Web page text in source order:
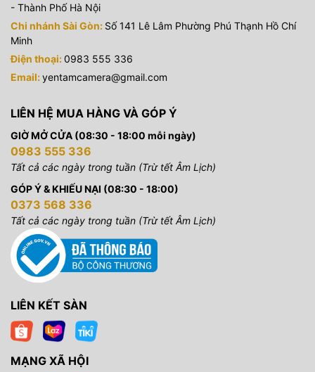
- Thành Phố Hà Nội
Chi nhánh Sài Gòn: Số 141 Lê Lâm Phường Phú Thạnh Hồ Chí
Minh
Điện thoại:0983 555 336
Email:yentamcamera@gmail.com
LIÊN HỆ MUA HÀNG VÀ GÓP Ý
GIỜ MỞ CỬA (08:30 - 18:00 mỗi ngày)
0983 555 336
Tất cả các ngày trong tuần (Trừ tết Âm Lịch)
GÓP Ý & KHIẾU NẠI (08:30 - 18:00)
0373 568 336
Tất cả các ngày trong tuần (Trừ tết Âm Lịch)
LIÊN KẾT SÀN
MẠNG XÃ HỘI